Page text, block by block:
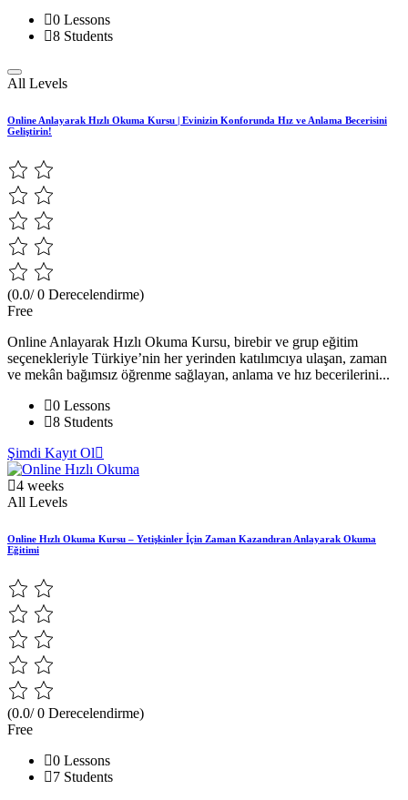
0 Lessons
8 Students
All Levels
Online Anlayarak Hızlı Okuma Kursu | Evinizin Konforunda Hız ve Anlama Becerisini
Geliştirin!
(0.0/ 0 Derecelendirme)
Free
Online Anlayarak Hızlı Okuma Kursu, birebir ve grup eğitim
seçenekleriyle Türkiye’nin her yerinden katılımcıya ulaşan, zaman
ve mekân bağımsız öğrenme sağlayan, anlama ve hız becerilerini...
0 Lessons
8 Students
Şimdi Kayıt Ol
4 weeks
All Levels
Online Hızlı Okuma Kursu – Yetişkinler İçin Zaman Kazandıran Anlayarak Okuma
Eğitimi
(0.0/ 0 Derecelendirme)
Free
0 Lessons
7 Students